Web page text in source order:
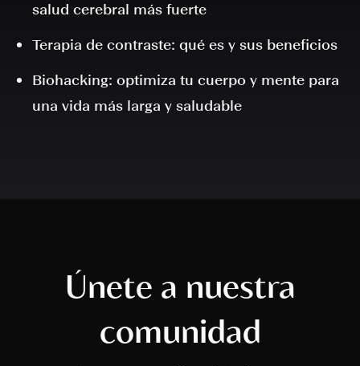
salud cerebral más fuerte
Terapia de contraste: qué es y sus beneficios
Biohacking: optimiza tu cuerpo y mente para
una vida más larga y saludable
Únete a nuestra
comunidad